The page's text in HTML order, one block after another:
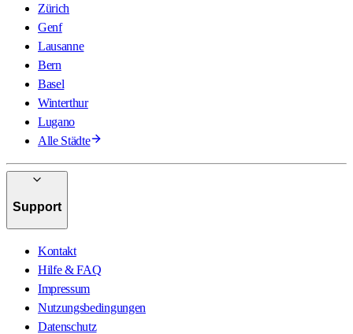
Zürich
Genf
Lausanne
Bern
Basel
Winterthur
Lugano
Alle Städte
Support
Kontakt
Hilfe & FAQ
Impressum
Nutzungsbedingungen
Datenschutz